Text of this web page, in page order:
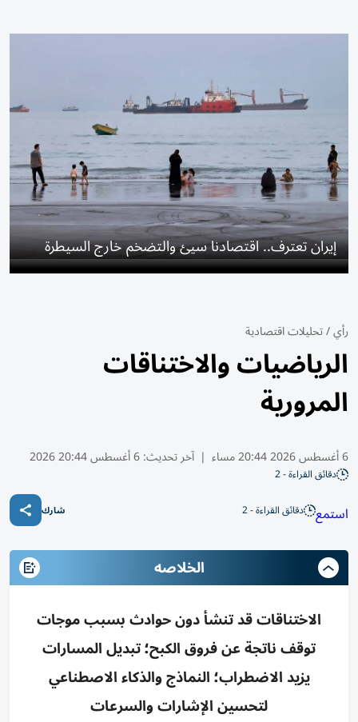
إيران تعترف.. اقتصادنا سيئ والتضخم خارج السيطرة
رأي/تحليلات اقتصادية
الرياضيات والاختناقات
المرورية
6 أغسطس 2026 20:44 مساء | آخر تحديث:6 أغسطس 20:44 2026
دقائق القراءة - 2
استمع دقائق القراءة - 2 شارك
الخلاصه
الاختناقات قد تنشأ دون حوادث بسبب موجات
توقف ناتجة عن فروق الكبح؛ تبديل المسارات
يزيد الاضطراب؛ النماذج والذكاء الاصطناعي
لتحسين الإشارات والسرعات